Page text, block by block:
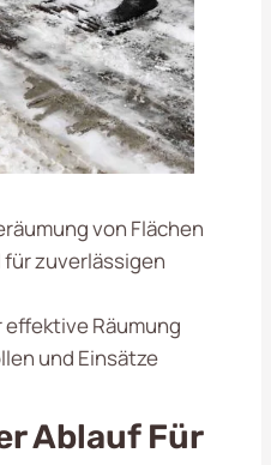
von Flächen
zuverlässigen
Räumung
und Einsätze
Ablauf Für